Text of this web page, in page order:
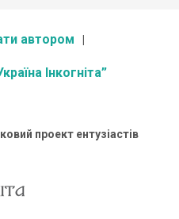
автором
Інкогніта”
проект ентузіастів